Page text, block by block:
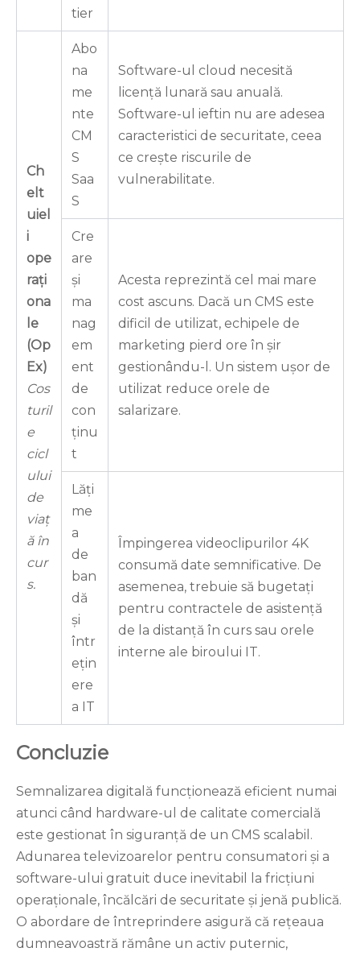
tier
Ch
elt
uiel
i
ope
rați
ona
le
(Op
Ex)
Cos
turil
e
cicl
ului
de
viaț
ă în
cur
s.
Abo
na
me
nte
CM
S
Saa
S
Software-ul cloud necesită
licență lunară sau anuală.
Software-ul ieftin nu are adesea
caracteristici de securitate, ceea
ce crește riscurile de
vulnerabilitate.
Cre
are
și
ma
nag
em
ent
de
con
ținu
t
Acesta reprezintă cel mai mare
cost ascuns. Dacă un CMS este
dificil de utilizat, echipele de
marketing pierd ore în șir
gestionându-l. Un sistem ușor de
utilizat reduce orele de
salarizare.
Lăți
me
a
de
ban
dă
și
într
ețin
ere
a IT
Împingerea videoclipurilor 4K
consumă date semnificative. De
asemenea, trebuie să bugetați
pentru contractele de asistență
de la distanță în curs sau orele
interne ale biroului IT.
Concluzie
Semnalizarea digitală funcționează eficient numai
atunci când hardware-ul de calitate comercială
este gestionat în siguranță de un CMS scalabil.
Adunarea televizoarelor pentru consumatori și a
software-ului gratuit duce inevitabil la fricțiuni
operaționale, încălcări de securitate și jenă publică.
O abordare de întreprindere asigură că rețeaua
dumneavoastră rămâne un activ puternic,